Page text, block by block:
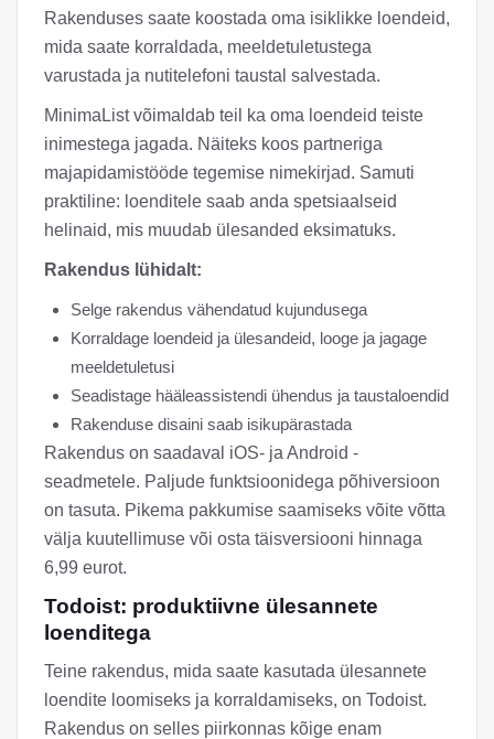
Rakenduses saate koostada oma isiklikke loendeid,
mida saate korraldada, meeldetuletustega
varustada ja nutitelefoni taustal salvestada.
MinimaList võimaldab teil ka oma loendeid teiste
inimestega jagada. Näiteks koos partneriga
majapidamistööde tegemise nimekirjad. Samuti
praktiline: loenditele saab anda spetsiaalseid
helinaid, mis muudab ülesanded eksimatuks.
Rakendus lühidalt:
Selge rakendus vähendatud kujundusega
Korraldage loendeid ja ülesandeid, looge ja jagage
meeldetuletusi
Seadistage hääleassistendi ühendus ja taustaloendid
Rakenduse disaini saab isikupärastada
Rakendus on saadaval iOS- ja Android -
seadmetele. Paljude funktsioonidega põhiversioon
on tasuta. Pikema pakkumise saamiseks võite võtta
välja kuutellimuse või osta täisversiooni hinnaga
6,99 eurot.
Todoist: produktiivne ülesannete
loenditega
Teine rakendus, mida saate kasutada ülesannete
loendite loomiseks ja korraldamiseks, on Todoist.
Rakendus on selles piirkonnas kõige enam